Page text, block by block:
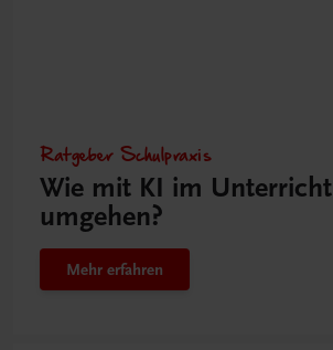
Ratgeber Schulpraxis
Wie mit KI im Unterricht
umgehen?
Mehr erfahren